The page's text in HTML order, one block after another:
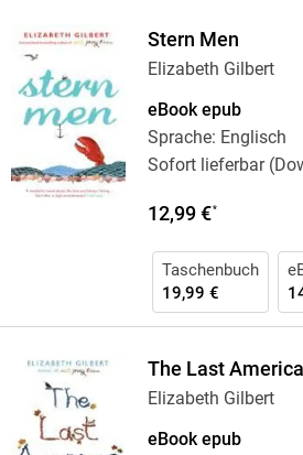
Stern Men
Elizabeth Gilbert
eBook epub
Sprache: Englisch
Sofort lieferbar
12,99 €*
Taschenbuch
19,99 €
The Last
Elizabeth Gilbert
eBook epub